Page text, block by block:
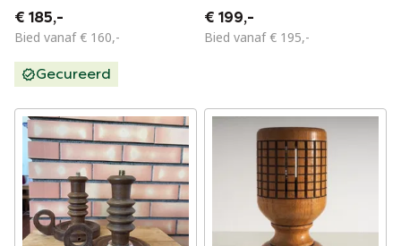
Neuhaus ‘60
€ 185,-
Bied vanaf € 160,-
Gecureerd
Teak
€ 199,-
Bied vanaf € 195,-